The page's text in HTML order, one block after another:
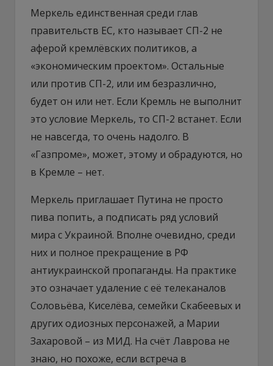
Меркель единственная среди глав
правительств ЕС, кто называет СП-2 не
аферой кремлёвских политиков, а
«экономическим проектом». Остальные
или против СП-2, или им безразлично,
будет он или нет. Если Кремль не выполнит
это условие Меркель, то СП-2 встанет. Если
не навсегда, то очень надолго. В
«Газпроме», может, этому и обрадуются, но
в Кремле – нет.
Меркель приглашает Путина не просто
пива попить, а подписать ряд условий
мира с Украиной. Вполне очевидно, среди
них и полное прекращение в РФ
антиукраинской пропаганды. На практике
это означает удаление с её телеканалов
Соловьёва, Киселёва, семейки Скабеевых и
других одиозных персонажей, а Марии
Захаровой – из МИД. На счёт Лаврова не
знаю, но похоже, если встреча в